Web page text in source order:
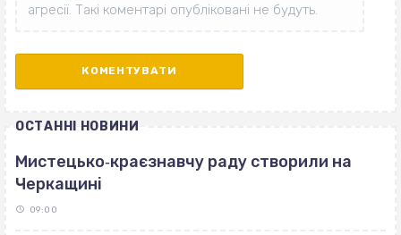
ОСТАННІ НОВИНИ
Мистецько‐краєзнавчу раду створили на
Черкащині
09:00